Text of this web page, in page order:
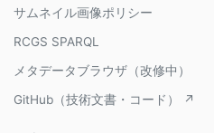
サムネイル画像ポリシー
RCGS SPARQL
メタデータブラウザ（改修中）
GitHub（技術文書・コード） ↗